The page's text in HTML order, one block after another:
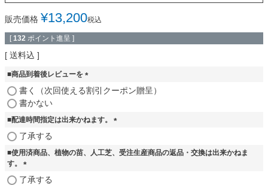
販売価格 ¥13,200税込
[ 132 ポイント進呈 ]
送料込
■商品到着後レビューを
(
)
書く（次回使える割引クーポン贈呈）
書かない
■配達時間指定は出来かねます。
須
了承する
■使用済商品、植物の苗、人工芝、受注生産商品の返品・交換は出来かねま
す。
(
了承する